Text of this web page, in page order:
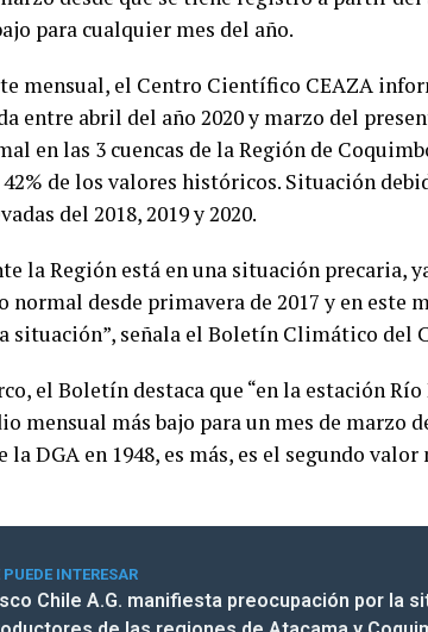
para cualquier mes del año.
mensual, el Centro Científico CEAZA
entre abril del año 2020 y marzo del
en las 3 cuencas de la Región de
de los valores históricos. Situación
del 2018, 2019 y 2020.
la Región está en una situación precaria,
normal desde primavera de 2017 y en este
situación”, señala el Boletín Climático del
el Boletín destaca que “en la estación
mensual más bajo para un mes de marzo
la DGA en 1948, es más, es el segundo
PUEDE INTERESAR
Chile A.G. manifiesta preocupación por la